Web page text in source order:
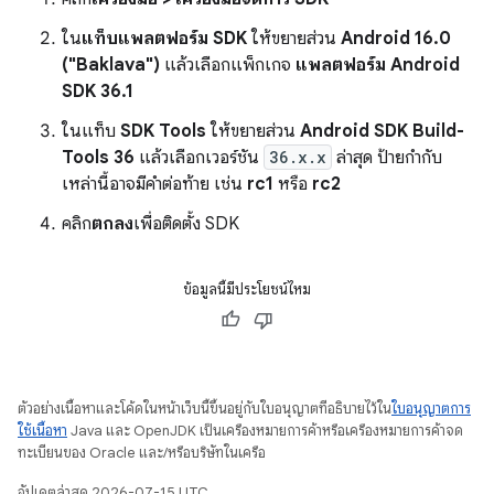
ในแท็บแพลตฟอร์ม SDK ให้ขยายส่วน Android 16.0
("Baklava") แล้วเลือกแพ็กเกจ แพลตฟอร์ม Android
SDK 36.1
ในแท็บ SDK Tools ให้ขยายส่วน Android SDK Build-
Tools 36 แล้วเลือกเวอร์ชัน 36.x.x ล่าสุด ป้ายกำกับ
เหล่านี้อาจมีคำต่อท้าย เช่น rc1 หรือ rc2
คลิกตกลงเพื่อติดตั้ง SDK
ข้อมูลนี้มีประโยชน์ไหม
ตัวอย่างเนื้อหาและโค้ดในหน้าเว็บนี้ขึ้นอยู่กับใบอนุญาตที่อธิบายไว้ในใบอนุญาตการ
ใช้เนื้อหา Java และ OpenJDK เป็นเครื่องหมายการค้าหรือเครื่องหมายการค้าจด
ทะเบียนของ Oracle และ/หรือบริษัทในเครือ